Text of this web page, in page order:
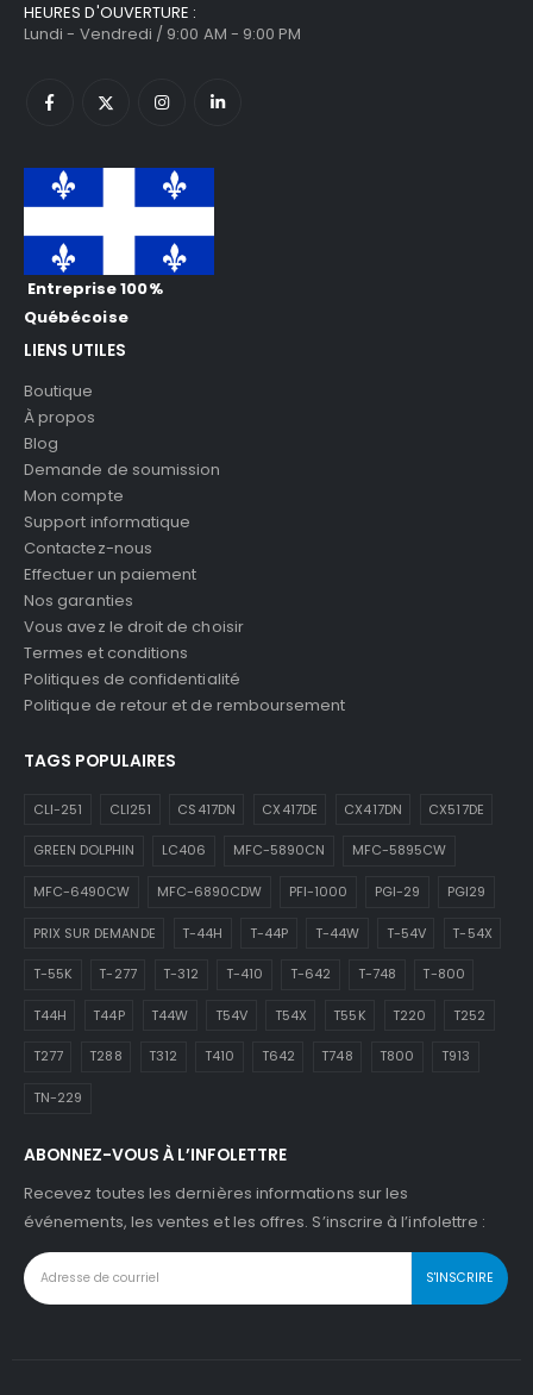
HEURES D'OUVERTURE :
Lundi - Vendredi / 9:00 AM - 9:00 PM
Entreprise 100%
Québécoise
LIENS UTILES
Boutique
À propos
Blog
Demande de soumission
Mon compte
Support informatique
Contactez-nous
Effectuer un paiement
Nos garanties
Vous avez le droit de choisir
Termes et conditions
Politiques de confidentialité
Politique de retour et de remboursement
TAGS POPULAIRES
CLI-251 CLI251 CS417DN CX417DE CX417DN CX517DE
GREEN DOLPHIN LC406 MFC-5890CN MFC-5895CW
MFC-6490CW MFC-6890CDW PFI-1000 PGI-29 PGI29
PRIX SUR DEMANDE T-44H T-44P T-44W T-54V T-54X
T-55K T-277 T-312 T-410 T-642 T-748 T-800
T44H T44P T44W T54V T54X T55K T220 T252
T277 T288 T312 T410 T642 T748 T800 T913
TN-229
ABONNEZ-VOUS À L’INFOLETTRE
Recevez toutes les dernières informations sur les
événements, les ventes et les offres. S’inscrire à l’infolettre :